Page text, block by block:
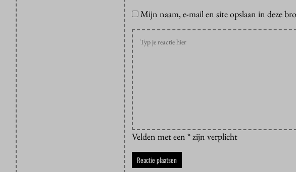
Mijn naam, e-mail en site opslaan in deze
Velden met een * zijn verplicht